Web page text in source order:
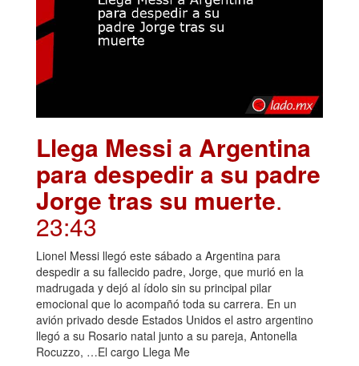
Llega Messi a Argentina
para despedir a su padre
Jorge tras su muerte.
23:43
Lionel Messi llegó este sábado a Argentina para
despedir a su fallecido padre, Jorge, que murió en la
madrugada y dejó al ídolo sin su principal pilar
emocional que lo acompañó toda su carrera. En un
avión privado desde Estados Unidos el astro argentino
llegó a su Rosario natal junto a su pareja, Antonella
Rocuzzo, …El cargo Llega Me